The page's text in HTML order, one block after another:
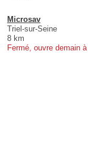
Microsav
Triel-sur-Seine
8 km
Fermé, ouvre demain